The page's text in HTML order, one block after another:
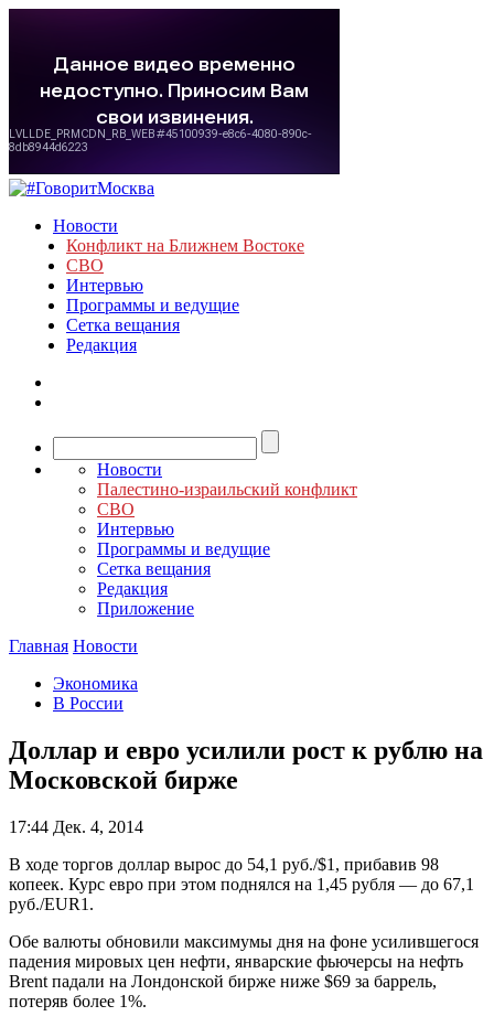
Новости
Конфликт на Ближнем Востоке
СВО
Интервью
Программы и ведущие
Сетка вещания
Редакция
Новости
Палестино-израильский конфликт
СВО
Интервью
Программы и ведущие
Сетка вещания
Редакция
Приложение
Главная Новости
Экономика
В России
Доллар и евро усилили рост к рублю на
Московской бирже
17:44 Дек. 4, 2014
В ходе торгов доллар вырос до 54,1 руб./$1, прибавив 98
копеек. Курс евро при этом поднялся на 1,45 рубля — до 67,1
руб./EUR1.
Обе валюты обновили максимумы дня на фоне усилившегося
падения мировых цен нефти, январские фьючерсы на нефть
Brent падали на Лондонской бирже ниже $69 за баррель,
потеряв более 1%.